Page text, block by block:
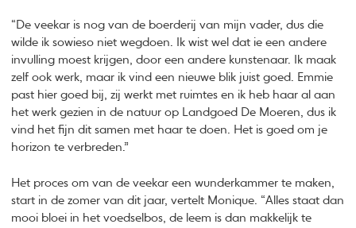
“De veekar is nog van de boerderij van mijn vader, dus die
wilde ik sowieso niet wegdoen. Ik wist wel dat ie een andere
invulling moest krijgen, door een andere kunstenaar. Ik maak
zelf ook werk, maar ik vind een nieuwe blik juist goed. Emmie
past hier goed bij, zij werkt met ruimtes en ik heb haar al aan
het werk gezien in de natuur op Landgoed De Moeren, dus ik
vind het fijn dit samen met haar te doen. Het is goed om je
horizon te verbreden.”
Het proces om van de veekar een wunderkammer te maken,
start in de zomer van dit jaar, vertelt Monique. “Alles staat dan
mooi bloei in het voedselbos, de leem is dan makkelijk te